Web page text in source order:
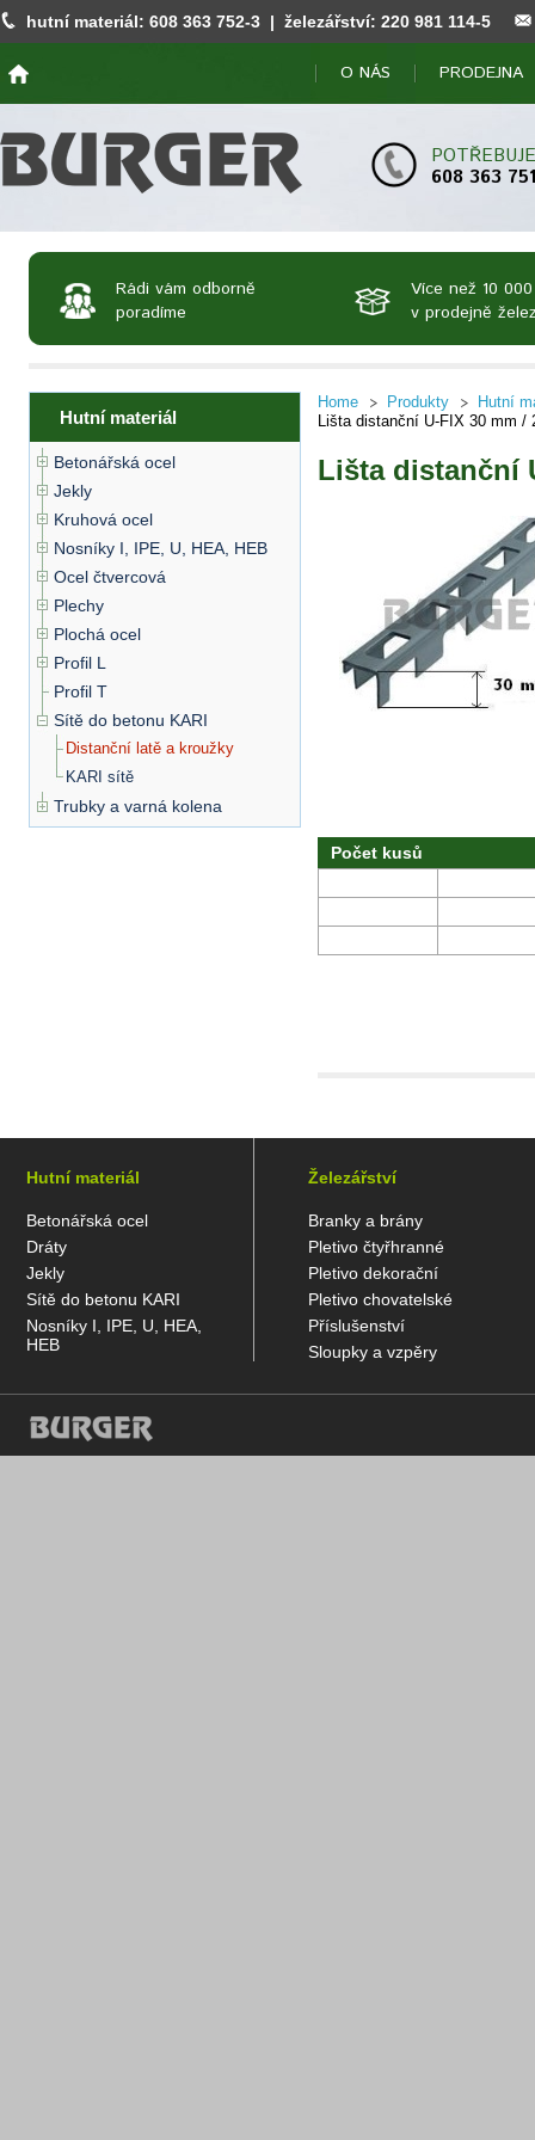
hutní materiál: 608 363 752-3 | železářství: 220 981 114-5
O NÁS PRODEJNA
608 363 751
Rádi vám odborně
poradíme
Více než 10
v prodejně
Hutní materiál
Betonářská ocel
Jekly
Kruhová ocel
Nosníky I, IPE, U, HEA, HEB
Ocel čtvercová
Plechy
Plochá ocel
Profil L
Profil T
Sítě do betonu KARI
Distanční latě a kroužky
KARI sítě
Trubky a varná kolena
Home Produkty
Hutní
Lišta distanční U-FIX 30 mm /
Lišta distanční
Počet kusů
Hutní materiál
Betonářská ocel
Dráty
Jekly
Sítě do betonu KARI
Nosníky I, IPE, U, HEA,
HEB
Železářství
Branky a brány
Pletivo čtyřhranné
Pletivo dekorační
Pletivo chovatelské
Příslušenství
Sloupky a vzpěry